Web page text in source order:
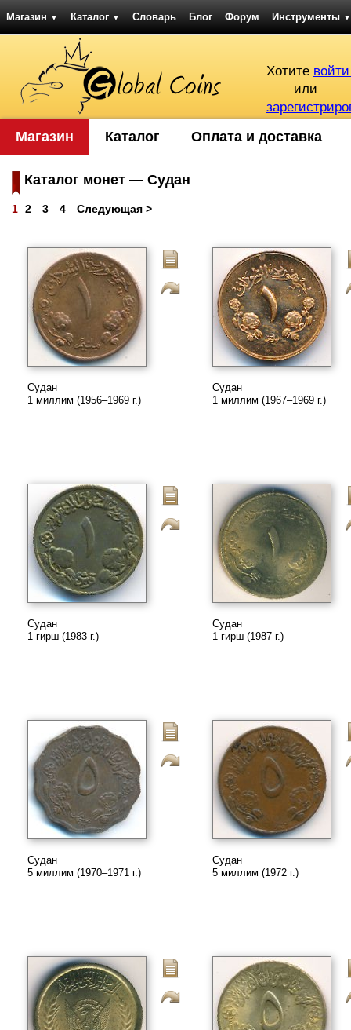
Магазин ▼ Каталог ▼ Словарь Блог Форум Инструменты ▼
Хотите
или
Магазин Каталог Оплата и доставка
Каталог монет — Судан
1 2 3 4 Следующая >
Судан
1 миллим (1956–1969 г.)
Судан
1 миллим (1967–1969 г.)
Судан
1 гирш (1983 г.)
Судан
1 гирш (1987 г.)
Судан
5 миллим (1970–1971 г.)
Судан
5 миллим (1972 г.)